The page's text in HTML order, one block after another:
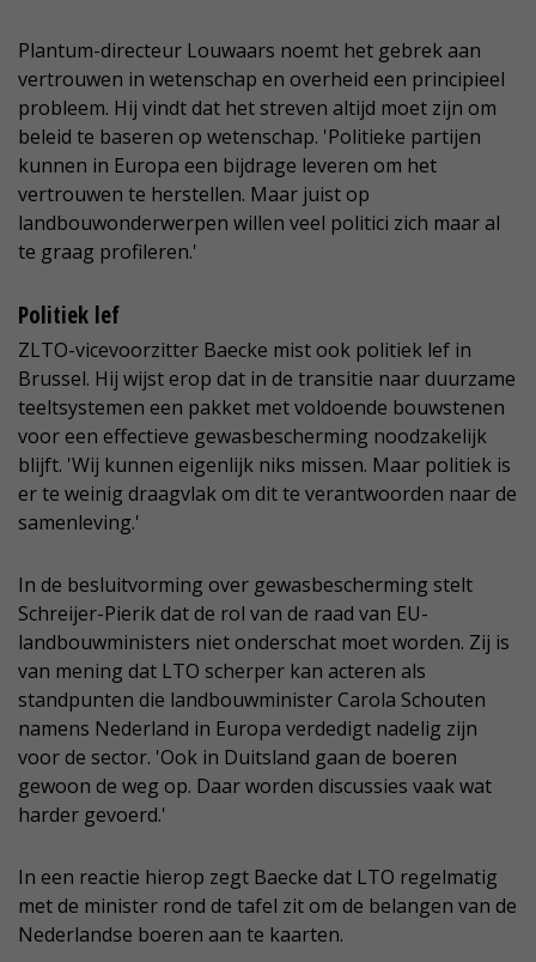
Plantum-directeur Louwaars noemt het gebrek aan
vertrouwen in wetenschap en overheid een principieel
probleem. Hij vindt dat het streven altijd moet zijn om
beleid te baseren op wetenschap. 'Politieke partijen
kunnen in Europa een bijdrage leveren om het
vertrouwen te herstellen. Maar juist op
landbouwonderwerpen willen veel politici zich maar al
te graag profileren.'
Politiek lef
ZLTO-vicevoorzitter Baecke mist ook politiek lef in
Brussel. Hij wijst erop dat in de transitie naar duurzame
teeltsystemen een pakket met voldoende bouwstenen
voor een effectieve gewasbescherming noodzakelijk
blijft. 'Wij kunnen eigenlijk niks missen. Maar politiek is
er te weinig draagvlak om dit te verantwoorden naar de
samenleving.'
In de besluitvorming over gewasbescherming stelt
Schreijer-Pierik dat de rol van de raad van EU-
landbouwministers niet onderschat moet worden. Zij is
van mening dat LTO scherper kan acteren als
standpunten die landbouwminister Carola Schouten
namens Nederland in Europa verdedigt nadelig zijn
voor de sector. 'Ook in Duitsland gaan de boeren
gewoon de weg op. Daar worden discussies vaak wat
harder gevoerd.'
In een reactie hierop zegt Baecke dat LTO regelmatig
met de minister rond de tafel zit om de belangen van de
Nederlandse boeren aan te kaarten.